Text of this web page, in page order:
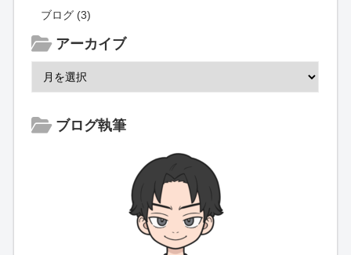
ブログ (3)
アーカイブ
ブログ執筆